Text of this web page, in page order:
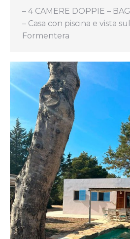
– 4 CAMERE DOPPIE –
– Casa con piscina e vista
Formentera